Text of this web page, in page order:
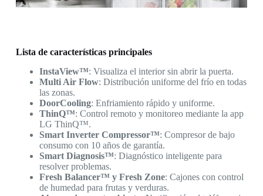
Lista de características principales
InstaView™: Visualiza el interior sin abrir la puerta.
Multi Air Flow: Distribución uniforme del frío en todas
las zonas.
DoorCooling: Enfriamiento rápido y uniforme.
ThinQ™: Control remoto y monitoreo mediante la app
LG ThinQ™.
Smart Inverter Compressor™: Compresor de bajo
consumo con 10 años de garantía.
Smart Diagnosis™: Diagnóstico inteligente para
resolver problemas.
Fresh Balancer™ y Fresh Zone: Cajones con control
de humedad para frutas y verduras.